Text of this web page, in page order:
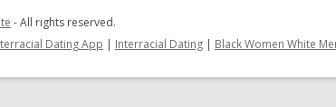
- All rights reserved.
Dating App | Interracial Dating | Black Women White